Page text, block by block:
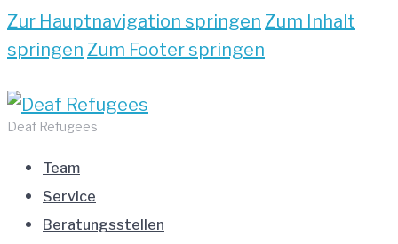
Zur Hauptnavigation springen Zum Inhalt
springen Zum Footer springen
Deaf Refugees
Team
Service
Beratungsstellen